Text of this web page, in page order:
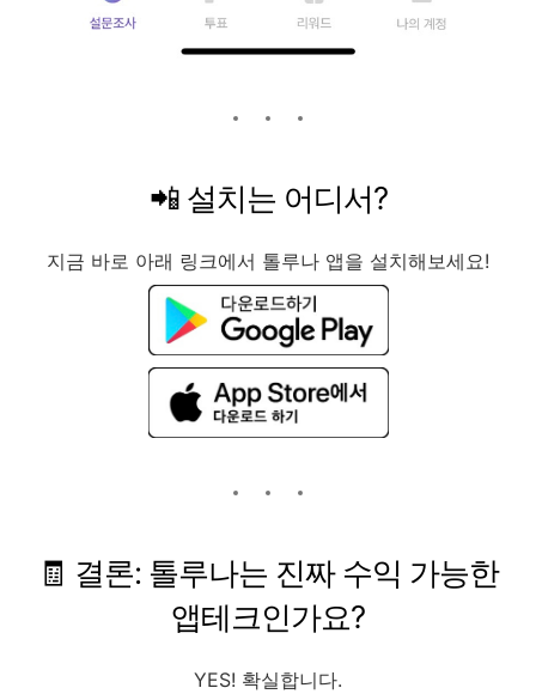
📲 설치는 어디서?
지금 바로 아래 링크에서 톨루나 앱을 설치해보세요!
🧾 결론: 톨루나는 진짜 수익 가능한
앱테크인가요?
YES! 확실합니다.